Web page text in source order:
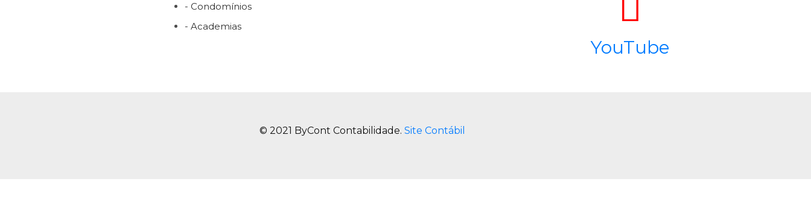
- Condomínios
- Academias
YouTube
© 2021 ByCont Contabilidade. Site Contábil